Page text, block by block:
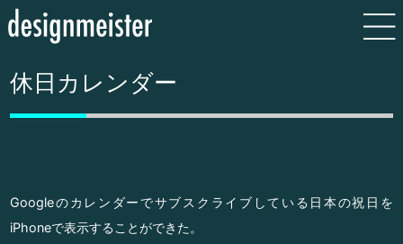
休日カレンダー
Googleのカレンダーでサブスクライブしている日本の祝日を
iPhoneで表示することができた。